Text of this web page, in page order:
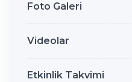
Foto Galeri
Videolar
Etkinlik Takvimi